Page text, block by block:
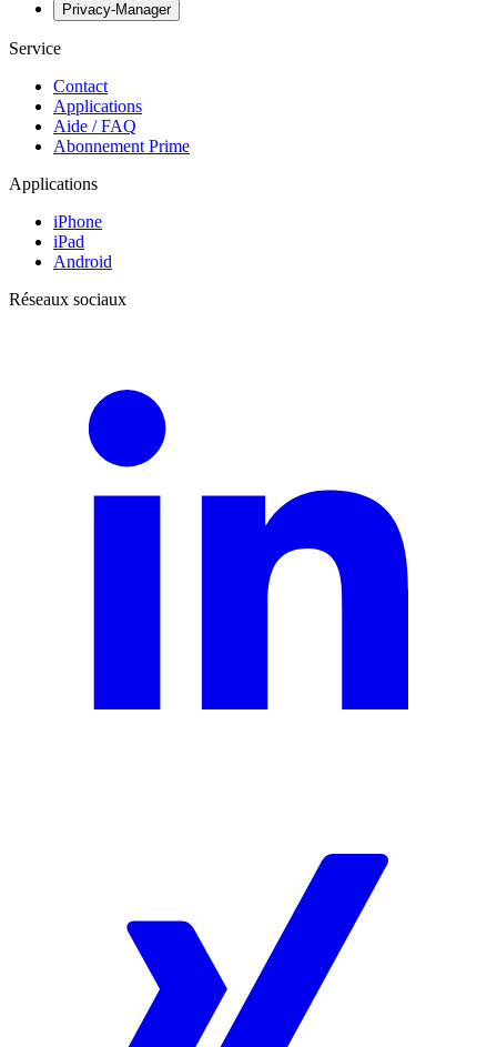
Privacy-Manager
Service
Contact
Applications
Aide / FAQ
Abonnement Prime
Applications
iPhone
iPad
Android
Réseaux sociaux